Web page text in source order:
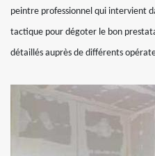
peintre professionnel qui intervient
tactique pour dégoter le bon
détaillés auprès de différents